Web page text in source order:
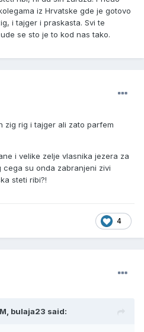
iz Hrvatske gde je gotovo
i tajger i praskasta. Svi te
se sto je to kod nas tako.
zig rig i tajger ali zato parfem
i velike zelje vlasnika jezera za
su onda zabranjeni zivi
steti ribi?!
4
bulaja23 said: